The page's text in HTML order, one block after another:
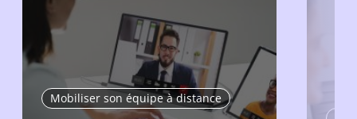
Mobiliser son équipe à distance